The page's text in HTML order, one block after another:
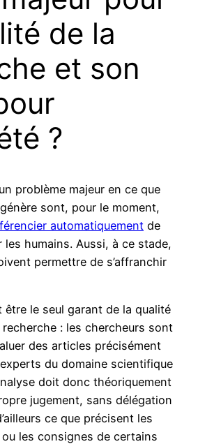
de la
et son
?
problème majeur en ce que
sont, pour le moment,
automatiquement de
humains. Aussi, à ce stade,
permettre de s’affranchir
être le seul garant de la qualité
: les chercheurs sont
des articles précisément
du domaine scientifique
doit donc théoriquement
jugement, sans délégation
ce que précisent les
les consignes de certains